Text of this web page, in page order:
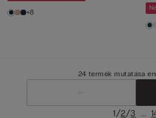
+8
24 termék mutatása
1/2/3 ...